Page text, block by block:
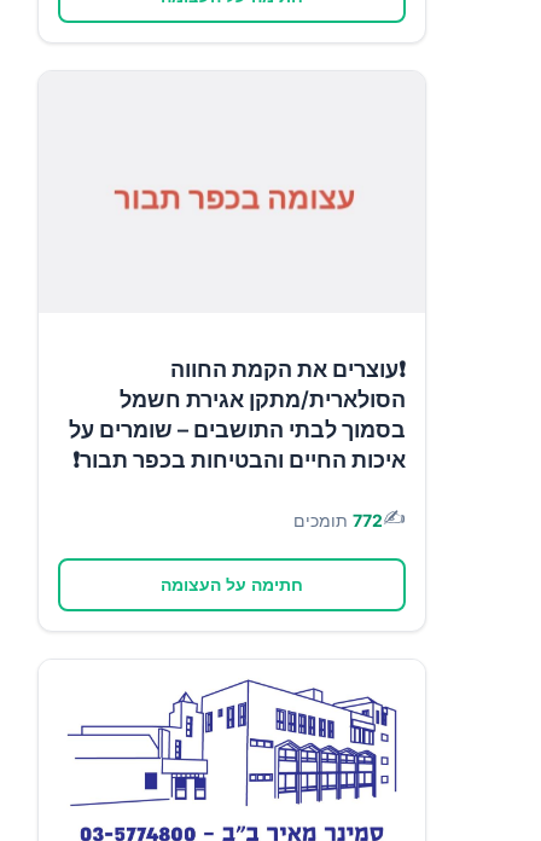
❗עוצרים את הקמת החווה
הסולארית/מתקן אגירת חשמל
בסמוך לבתי התושבים – שומרים על
איכות החיים והבטיחות בכפר תבור❗
✍️
772 תומכים
חתימה על העצומה